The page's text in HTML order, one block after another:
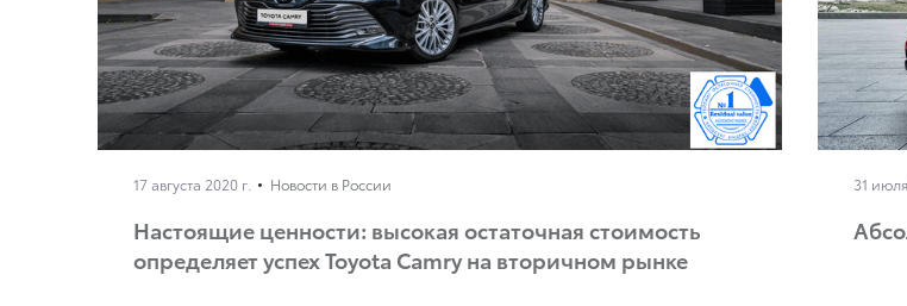
17 августа 2020 г. Новости в России
Настоящие ценности: высокая остаточная стоимость
определяет успех Toyota Camry на вторичном рынке
31